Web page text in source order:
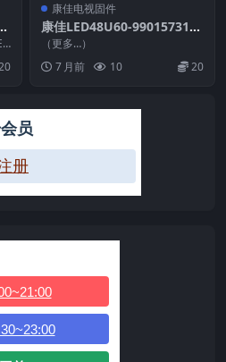
康佳电视固件
康佳LED48U60-99015731-V
1.0.01-72000799YT_U盘刷
机固件
（更多…）
7 月前
10 20
员
册